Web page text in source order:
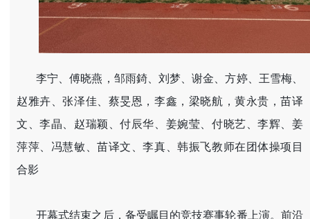
李宁、傅晓燕，邹雨錡、刘梦、谢金、方婷、王雪梅、
赵雅卉、张泽佳、蔡旻恩，李鑫，梁晓航，黄永贵，苗译
文、李晶、赵瑞颖、付辰华、姜婉莹、付晓艺、李辉、姜
萍萍、冯慧敏、苗译文、李真、韩振飞教师在团体操项目
合影
开幕式结束之后，备受瞩目的竞技赛事轮番上演。前沿